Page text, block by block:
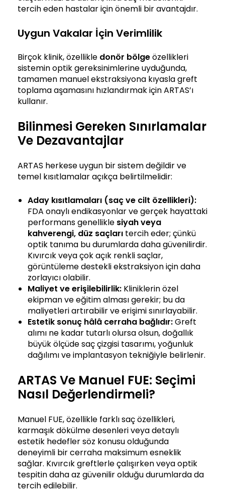
tercih eden hastalar için önemli bir avantajdır.
Uygun Vakalar İçin Verimlilik
Birçok klinik, özellikle donör bölgeözellikleri
sistemin optik gereksinimlerine uyduğunda,
tamamen manuel ekstraksiyona kıyasla greft
toplama aşamasını hızlandırmak için ARTAS’ı
kullanır.
Bilinmesi Gereken Sınırlamalar
Ve Dezavantajlar
ARTAS herkese uygun bir sistem değildir ve
temel kısıtlamalar açıkça belirtilmelidir:
Aday kısıtlamaları (saç ve cilt özellikleri):
FDA onaylı endikasyonlar ve gerçek hayattaki
performans genellikle siyah veya
kahverengi, düz saçları tercih eder; çünkü
optik tanıma bu durumlarda daha güvenilirdir.
Kıvırcık veya çok açık renkli saçlar,
görüntüleme destekli ekstraksiyon için daha
zorlayıcı olabilir.
Maliyet ve erişilebilirlik: Kliniklerin özel
ekipman ve eğitim alması gerekir; bu da
maliyetleri artırabilir ve erişimi sınırlayabilir.
Estetik sonuç hâlâ cerraha bağlıdır:Greft
alımı ne kadar tutarlı olursa olsun, doğallık
büyük ölçüde saç çizgisi tasarımı, yoğunluk
dağılımı ve implantasyon tekniğiyle belirlenir.
ARTAS Ve Manuel FUE: Seçimi
Nasıl Değerlendirmeli?
Manuel FUE, özellikle farklı saç özellikleri,
karmaşık dökülme desenleri veya detaylı
estetik hedefler söz konusu olduğunda
deneyimli bir cerraha maksimum esneklik
sağlar. Kıvırcık greftlerle çalışırken veya optik
tespitin daha az güvenilir olduğu durumlarda da
tercih edilebilir.